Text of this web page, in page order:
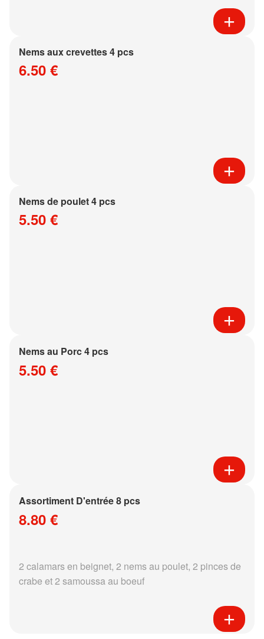
Nems aux crevettes 4 pcs
6.50 €
Nems de poulet 4 pcs
5.50 €
Nems au Porc 4 pcs
5.50 €
Assortiment D'entrée 8 pcs
8.80 €
2 calamars en beignet, 2 nems au poulet, 2 pinces de
crabe et 2 samoussa au boeuf